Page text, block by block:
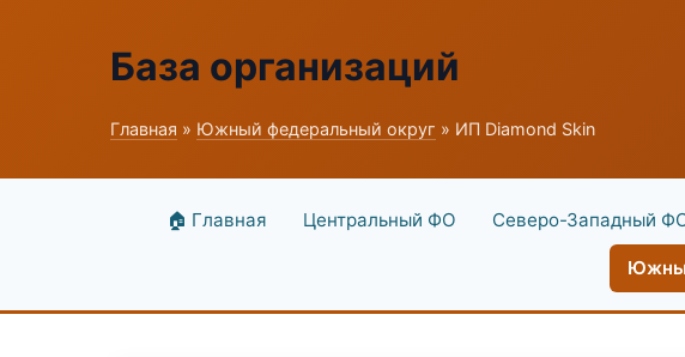
База организаций
Главная » Южный федеральный округ » ИП Diamond Skin
🏠 Главная Центральный ФО Северо-Западный